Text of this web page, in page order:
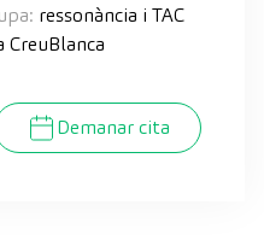
ressonància i TAC
CreuBlanca
Demanar cita